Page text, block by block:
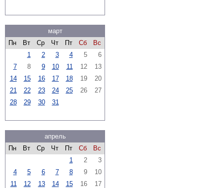
март
Пн
Вт Ср Чт Пт Сб
Вс
1
2 3 4 5
6
7
8 9 10 11 12
13
14
15 16 17 18 19
20
21
22 23 24 25 26
27
28
29 30 31
апрель
Пн
Вт Ср Чт Пт Сб
Вс
1
2
3
4
5 6 7 8 9
10
11
12 13 14 15 16
17